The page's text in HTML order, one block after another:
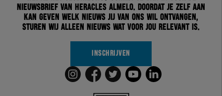
nieuwsbrief van Heracles Almelo. Doordat je zelf aan
kan geven welk nieuws jij van ons wil ontvangen,
sturen wij alleen nieuws wat voor jou relevant is.
INSCHRIJVEN